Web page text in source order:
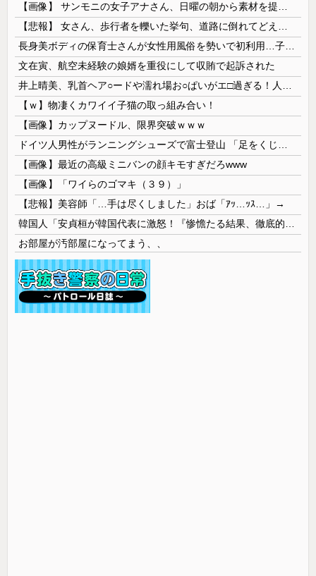
文在寅、航空未経験の娘婿を重役にして収賄で起訴された
【ｗ】物凄くカワイイ子猫の取っ組み合い！
【画像】カップヌードル、限界突破ｗｗｗ
【画像】最近の高級ミニバンの顔キモすぎだろwww
【画像】「ワイらのゴマキ（３９）」
【悲報】美容師「…手は尽くしました」おば「ｱｯ…ｯｽ…」→
お部屋が汚部屋になってまう、、